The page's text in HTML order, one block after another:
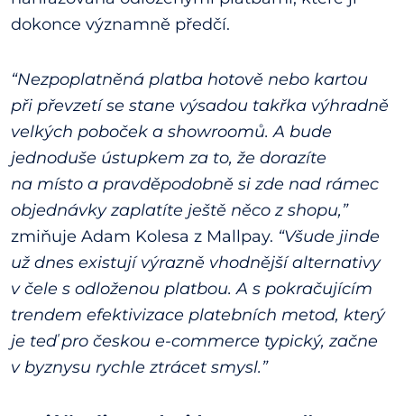
dokonce významně předčí.
“Nezpoplatněná platba hotově nebo kartou
při převzetí se stane výsadou takřka výhradně
velkých poboček a showroomů. A bude
jednoduše ústupkem za to, že dorazíte
na místo a pravděpodobně si zde nad rámec
objednávky zaplatíte ještě něco z shopu,”
zmiňuje Adam Kolesa z Mallpay. “Všude jinde
už dnes existují výrazně vhodnější alternativy
v čele s odloženou platbou. A s pokračujícím
trendem efektivizace platebních metod, který
je teď pro českou e-commerce typický, začne
v byznysu rychle ztrácet smysl.”